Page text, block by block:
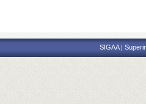
SIGAA |